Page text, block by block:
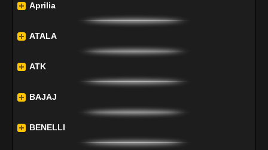
Aprilia
ATALA
ATK
BAJAJ
BENELLI